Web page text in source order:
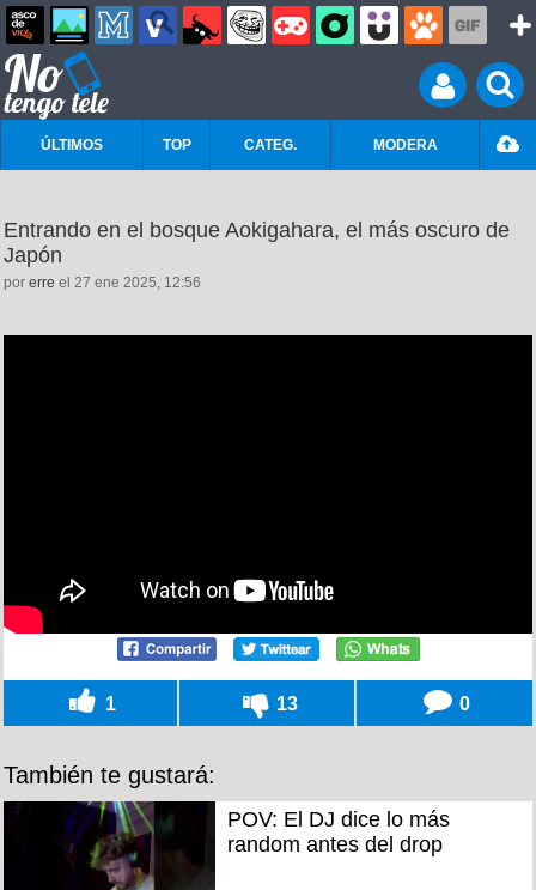
ÚLTIMOS TOP CATEG. MODERA
Entrando en el bosque Aokigahara, el más oscuro de
Japón
por erre el 27 ene 2025, 12:56
1 13 0
También te gustará:
POV: El DJ dice lo más
random antes del drop